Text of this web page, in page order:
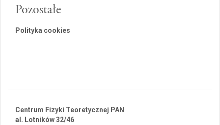
Pozostałe
Polityka cookies
Centrum Fizyki Teoretycznej PAN
al. Lotników 32/46